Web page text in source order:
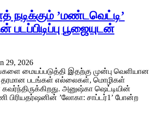
நடிக்கும் ’மண்டவெட்டி’
படப்பிடிப்பு பூஜையுடன்
29, 2026
மையப்படுத்தி இதற்கு முன்பு வெளியான
தரமான படங்கள் எல்லைகள், மொழிகள்
அனுஷ்கா ஷெட்டியின்
பிரியதர்ஷனின் ’லோகா: சாப்டர்1’ போன்ற